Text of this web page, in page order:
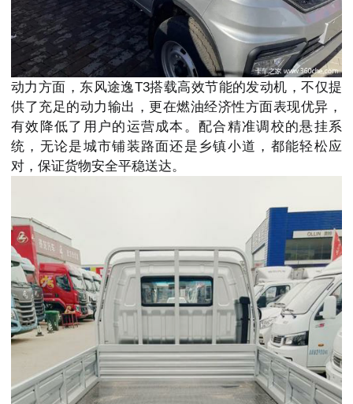
动力方面，东风途逸T3搭载高效节能的发动机，不仅提
供了充足的动力输出，更在燃油经济性方面表现优异，
有效降低了用户的运营成本。配合精准调校的悬挂系
统，无论是城市铺装路面还是乡镇小道，都能轻松应
对，保证货物安全平稳送达。